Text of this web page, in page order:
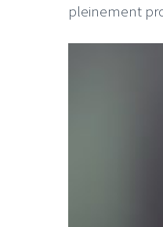
pleinement